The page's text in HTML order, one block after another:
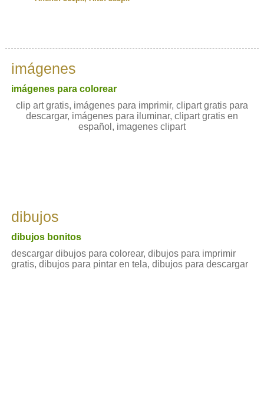
imágenes
imágenes para colorear
clip art gratis, imágenes para imprimir, clipart gratis para
descargar, imágenes para iluminar, clipart gratis en
español, imagenes clipart
dibujos
dibujos bonitos
descargar dibujos para colorear, dibujos para imprimir
gratis, dibujos para pintar en tela, dibujos para descargar